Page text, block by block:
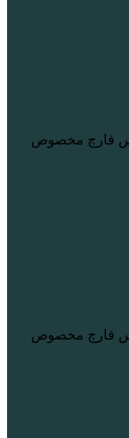
سس قارچ مخصوص
سس قارچ مخصوص